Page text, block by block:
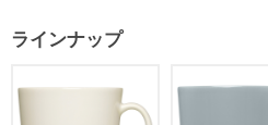
ラインナップ